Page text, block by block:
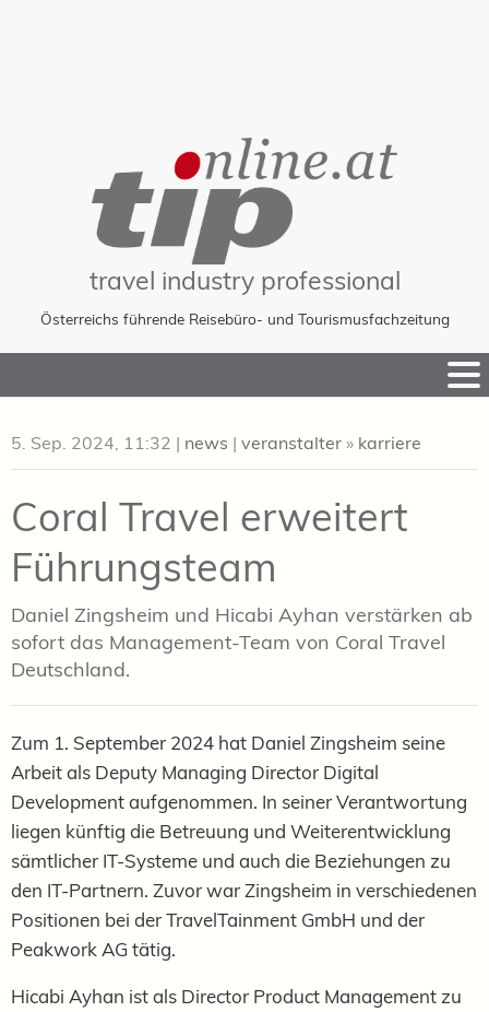
travel industry professional
Österreichs führende Reisebüro- und Tourismusfachzeitung
to
5. Sep. 2024, 11:32 | news | veranstalter » karriere
Coral Travel erweitert
Führungsteam
Daniel Zingsheim und Hicabi Ayhan verstärken ab
sofort das Management-Team von Coral Travel
Deutschland.
Zum 1. September 2024 hat Daniel Zingsheim seine
Arbeit als Deputy Managing Director Digital
Development aufgenommen. In seiner Verantwortung
liegen künftig die Betreuung und Weiterentwicklung
sämtlicher IT-Systeme und auch die Beziehungen zu
den IT-Partnern. Zuvor warZingsheim in verschiedenen
Positionen bei der TravelTainment GmbH und der
Peakwork AG tätig.
Hicabi Ayhan ist als Director Product Management zu